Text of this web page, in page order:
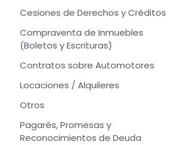
Cesiones de Derechos y Créditos
Compraventa de Inmuebles
(Boletos y Escrituras)
Contratos sobre Automotores
Locaciones / Alquileres
Otros
Pagarés, Promesas y
Reconocimientos de Deuda